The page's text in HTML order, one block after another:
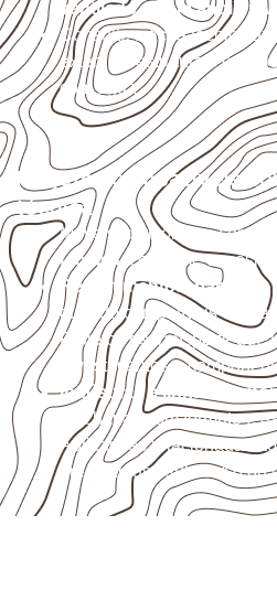
ventilado e com apoio
Consulte a ficha técnica
externas, estruturais ou
com água.
Projetos compatíveis
técnica
Móveis, divisórias e
técnica, conforme
Revestimentos,
quando compatíveis com a
Projetos de transporte que
revestimentos e
Indústrias e linhas de
de chapas com formato e
Aplicações relacionadas
presumir uso submerso